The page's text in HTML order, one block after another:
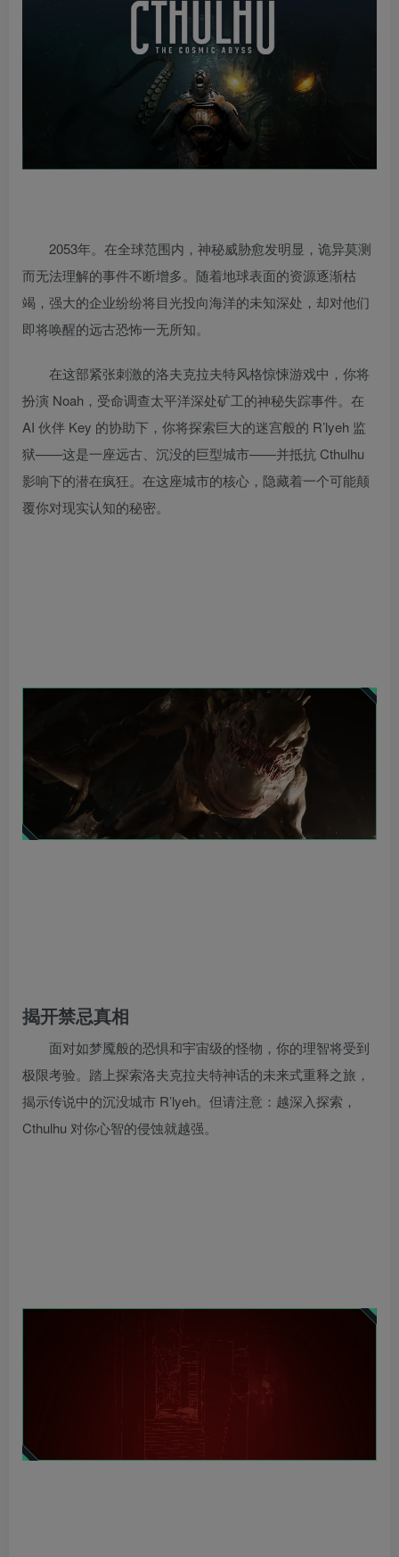
2053年。在全球范围内，神秘威胁愈发明显，诡异莫测
而无法理解的事件不断增多。随着地球表面的资源逐渐枯
竭，强大的企业纷纷将目光投向海洋的未知深处，却对他们
即将唤醒的远古恐怖一无所知。
在这部紧张刺激的洛夫克拉夫特风格惊悚游戏中，你将
扮演 Noah，受命调查太平洋深处矿工的神秘失踪事件。在
AI 伙伴 Key 的协助下，你将探索巨大的迷宫般的 R’lyeh 监
狱——这是一座远古、沉没的巨型城市——并抵抗 Cthulhu
影响下的潜在疯狂。在这座城市的核心，隐藏着一个可能颠
覆你对现实认知的秘密。
揭开禁忌真相
面对如梦魇般的恐惧和宇宙级的怪物，你的理智将受到
极限考验。踏上探索洛夫克拉夫特神话的未来式重释之旅，
揭示传说中的沉没城市 R’lyeh。但请注意：越深入探索，
Cthulhu 对你心智的侵蚀就越强。